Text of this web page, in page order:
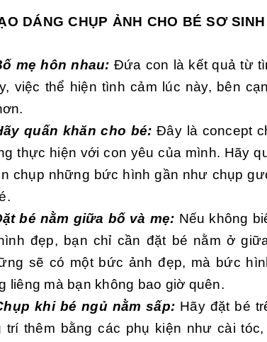
DÁNG CHỤP ẢNH CHO BÉ SƠ
mẹ hôn nhau: Đứa con là kết quả từ
việc thể hiện tình cảm lúc này, bên
quấn khăn cho bé: Đây là concept
thực hiện với con yêu của mình. Hãy
chụp những bức hình gần như chụp
bé nằm giữa bố và mẹ: Nếu không
đẹp, bạn chỉ cần đặt bé nằm ở
sẽ có một bức ảnh đẹp, mà bức
liêng mà bạn không bao giờ quên.
khi bé ngủ nằm sấp: Hãy đặt bé
trí thêm bằng các phụ kiện như cài